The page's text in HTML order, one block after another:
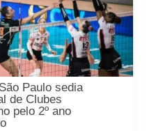
Paulo sedia
de Clubes
pelo 2º ano